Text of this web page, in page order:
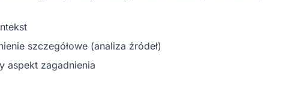
szczegółowe (analiza źródeł)
aspekt zagadnienia